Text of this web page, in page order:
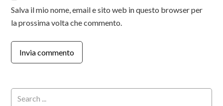
Salva il mio nome, email e sito web in questo browser per
la prossima volta che commento.